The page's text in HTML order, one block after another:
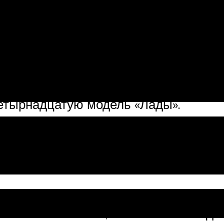
автомобиля 90-х годов
12 лет — с 2001 по 2013 годы, и за
страны можно встретить этот
вкусовые предпочтения его
и у водителя возникает
колёс предлагают
модель «Лады».
стальные, штампованные